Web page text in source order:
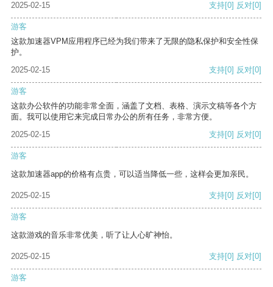
2025-02-15
支持[0] 反对[0]
游客
这款加速器VPM应用程序已经为我们带来了无限的隐私保护和安全性保
护。
2025-02-15
支持[0] 反对[0]
游客
这款办公软件的功能非常全面，涵盖了文档、表格、演示文稿等各个方
面。我可以使用它来完成日常办公的所有任务，非常方便。
2025-02-15
支持[0] 反对[0]
游客
这款加速器app的价格有点贵，可以适当降低一些，这样会更加亲民。
2025-02-15 支持[0] 反对[0]
游客
这款游戏的音乐非常优美，听了让人心旷神怡。
2025-02-15 支持[0] 反对[0]
游客